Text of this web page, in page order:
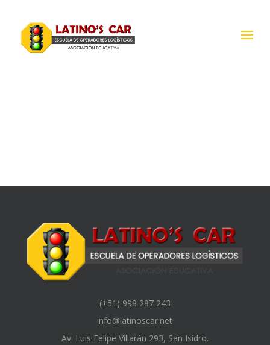
(+51) 998 287 243
info@latinoscar.net
Av. Luis Felipe Villarán 293, San Isidro.